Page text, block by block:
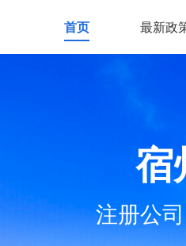
首页 最新政
宿
注册公